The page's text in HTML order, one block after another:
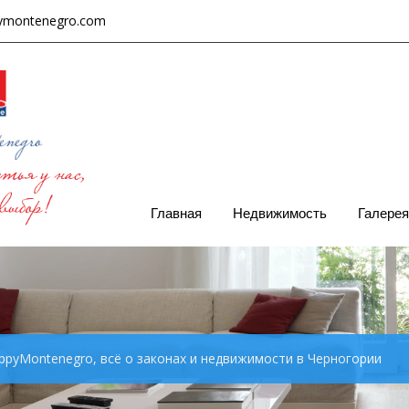
Главная Недвижимость Галерея
всё о законах и недвижимости в Черногории